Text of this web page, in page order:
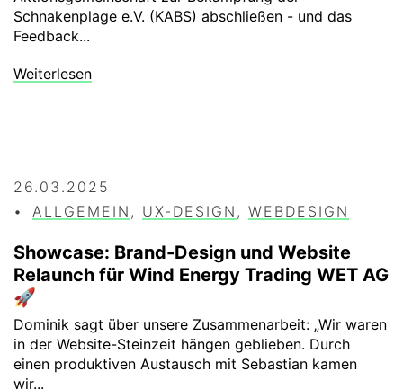
Schnakenplage e.V. (KABS) abschließen - und das
Feedback...
Weiterlesen
26.03.2025
ALLGEMEIN , UX-DESIGN , WEBDESIGN
Showcase: Brand-Design und Website
Relaunch für Wind Energy Trading WET AG
🚀
Dominik sagt über unsere Zusammenarbeit: „Wir waren
in der Website-Steinzeit hängen geblieben. Durch
einen produktiven Austausch mit Sebastian kamen
wir...